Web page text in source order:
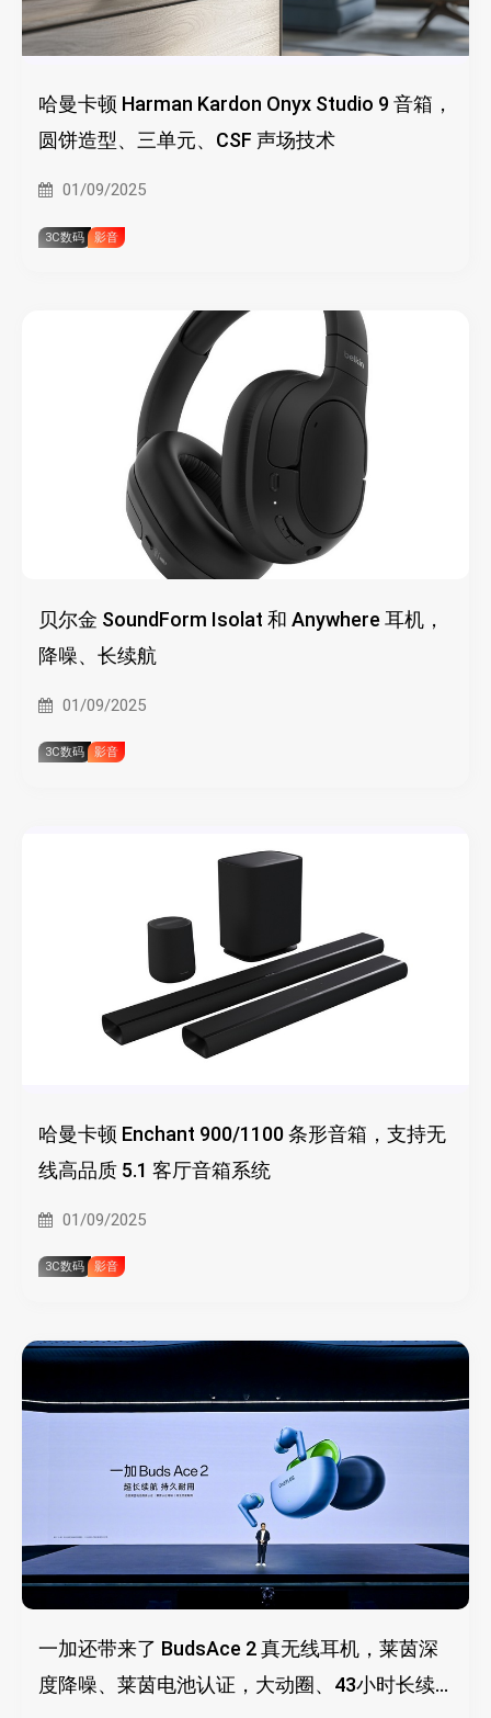
哈曼卡顿 Harman Kardon Onyx Studio 9 音箱，
圆饼造型、三单元、CSF 声场技术
01/09/2025
3C数码 影音
贝尔金 SoundForm Isolat 和 Anywhere 耳机，
降噪、长续航
01/09/2025
3C数码 影音
哈曼卡顿 Enchant 900/1100 条形音箱，支持无
线高品质 5.1 客厅音箱系统
01/09/2025
3C数码 影音
一加还带来了 BudsAce 2 真无线耳机，莱茵深
度降噪、莱茵电池认证，大动圈、43小时长续